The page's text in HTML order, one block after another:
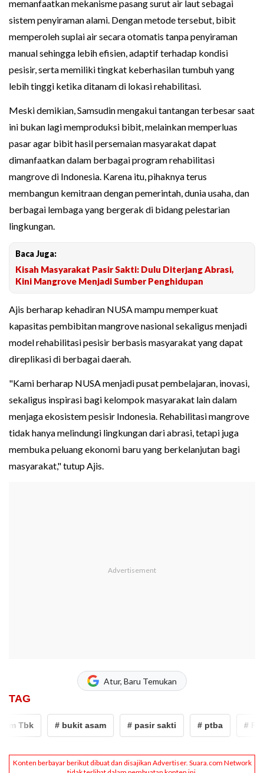
memanfaatkan mekanisme pasang surut air laut sebagai
sistem penyiraman alami. Dengan metode tersebut, bibit
memperoleh suplai air secara otomatis tanpa penyiraman
manual sehingga lebih efisien, adaptif terhadap kondisi
pesisir, serta memiliki tingkat keberhasilan tumbuh yang
lebih tinggi ketika ditanam di lokasi rehabilitasi.
Meski demikian, Samsudin mengakui tantangan terbesar saat
ini bukan lagi memproduksi bibit, melainkan memperluas
pasar agar bibit hasil persemaian masyarakat dapat
dimanfaatkan dalam berbagai program rehabilitasi
mangrove di Indonesia. Karena itu, pihaknya terus
membangun kemitraan dengan pemerintah, dunia usaha, dan
berbagai lembaga yang bergerak di bidang pelestarian
lingkungan.
Baca Juga:
Kisah Masyarakat Pasir Sakti: Dulu Diterjang Abrasi,
Kini Mangrove Menjadi Sumber Penghidupan
Ajis berharap kehadiran NUSA mampu memperkuat
kapasitas pembibitan mangrove nasional sekaligus menjadi
model rehabilitasi pesisir berbasis masyarakat yang dapat
direplikasi di berbagai daerah.
"Kami berharap NUSA menjadi pusat pembelajaran, inovasi,
sekaligus inspirasi bagi kelompok masyarakat lain dalam
menjaga ekosistem pesisir Indonesia. Rehabilitasi mangrove
tidak hanya melindungi lingkungan dari abrasi, tetapi juga
membuka peluang ekonomi baru yang berkelanjutan bagi
masyarakat," tutup Ajis.
Atur, Baru Temukan
TAG
Tbk # bukit asam # pasir sakti # ptba # PT